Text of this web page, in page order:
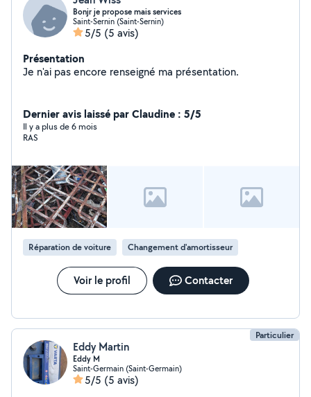
Bonjr je propose mais services
Saint-Sernin (Saint-Sernin)
5/5 (5 avis)
Présentation
Je n'ai pas encore renseigné ma présentation.
Dernier avis laissé par Claudine : 5/5
Il y a plus de 6 mois
RAS
Réparation de voiture Changement d'amortisseur
Voir le profil Contacter
Particulier
Eddy Martin
Eddy M
Saint-Germain (Saint-Germain)
5/5 (5 avis)